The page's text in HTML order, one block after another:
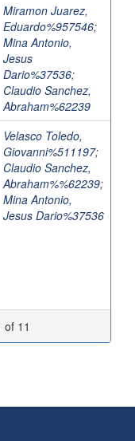
Miramon Juarez,
Eduardo%957546;
Mina Antonio,
Jesus
Dario%37536;
Claudio Sanchez,
Abraham%62239
Velasco Toledo,
Giovanni%511197;
Claudio Sanchez,
Abraham%%62239;
Mina Antonio,
Jesus Dario%37536
of 11